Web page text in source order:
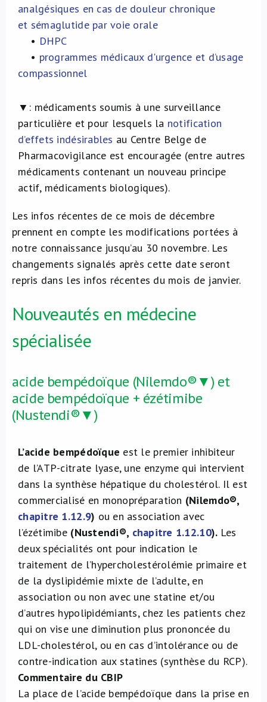
analgésiques en cas de douleur chronique
et sémaglutide par voie orale
• DHPC
• programmes médicaux d'urgence et d’usage
compassionnel
▼: médicaments soumis à une surveillance
particulière et pour lesquels la notification
d’effets indésirables au Centre Belge de
Pharmacovigilance est encouragée (entre autres
médicaments contenant un nouveau principe
actif, médicaments biologiques).
Les infos récentes de ce mois de décembre
prennent en compte les modifications portées à
notre connaissance jusqu’au 30 novembre. Les
changements signalés après cette date seront
repris dans les infos récentes du mois de janvier.
Nouveautés en médecine
spécialisée
acide bempédoïque (Nilemdo®▼) et
acide bempédoïque + ézétimibe
(Nustendi®▼)
L’acide bempédoïque est le premier inhibiteur
de l’ATP-citrate lyase, une enzyme qui intervient
dans la synthèse hépatique du cholestérol. Il est
commercialisé en monopréparation (Nilemdo®,
chapitre 1.12.9) ou en association avec
l’ézétimibe (Nustendi®, chapitre 1.12.10). Les
deux spécialités ont pour indication le
traitement de l’hypercholestérolémie primaire et
de la dyslipidémie mixte de l’adulte, en
association ou non avec une statine et/ou
d’autres hypolipidémiants, chez les patients chez
qui on vise une diminution plus prononcée du
LDL-cholestérol, ou en cas d’intolérance ou de
contre-indication aux statines (synthèse du RCP).
Commentaire du CBIP
La place de l’acide bempédoïque dans la prise en